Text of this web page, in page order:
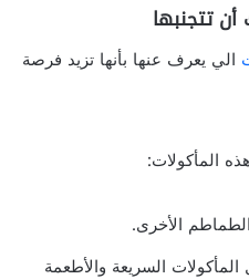
تتجنبها
الي يعرف عنها بأنها تزيد فرصة
المأكولات:
الأخرى.
السريعة والأطعمة